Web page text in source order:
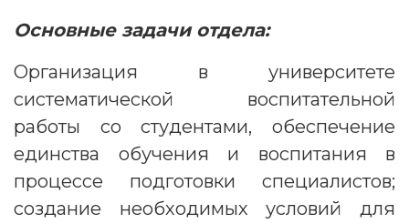
Основные задачи отдела:
Организация в университете
систематической воспитательной
работы со студентами, обеспечение
единства обучения и воспитания в
процессе подготовки специалистов;
создание необходимых условий для